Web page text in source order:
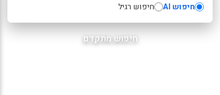
חיפוש AI חיפוש רגיל
חיפוש מתקדם